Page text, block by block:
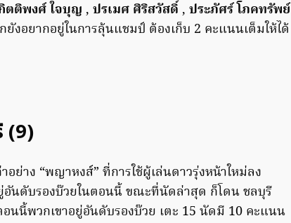
ตติพงศ์ ใจบุญ , ปรเมศ ศิริสวัสดิ์ , ประภัศร์ โภคทรัพย์
ยังอยากอยู่ในการลุ้นแชมป์ ต้องเก็บ 2 คะแนนเต็มให้ได้
(9)
ย่าง “พญาหงส์” ที่การใช้ผู้เล่นดาวรุ่งหน้าใหม่ลง
อันดับรองบ๊วยในตอนนี้ ขณะที่นัดล่าสุด ก็โดน ชลบุรี
นนี้พวกเขาอยู่อันดับรองบ๊วย เตะ 15 นัดมี 10 คะแนน